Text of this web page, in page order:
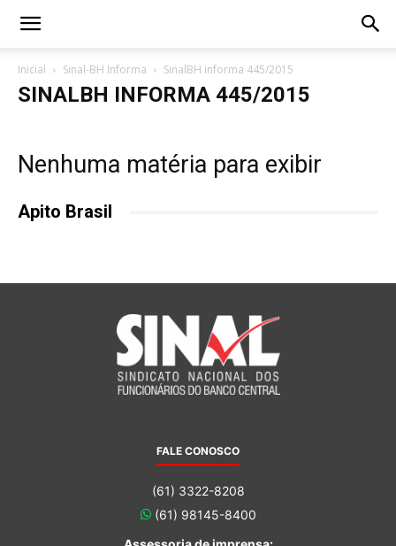
Inicial Sinal-BH Informa SinalBH informa 445/2015
SINALBH INFORMA 445/2015
Nenhuma matéria para exibir
Apito Brasil
FALE CONOSCO
(61) 3322-8208
(61) 98145-8400